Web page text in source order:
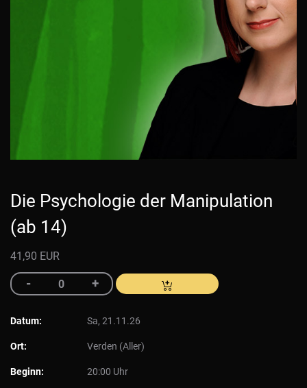
Die Psychologie der Manipulation
(ab 14)
41,90 EUR
Datum: Sa, 21.11.26
Ort: Verden (Aller)
Beginn: 20:00 Uhr